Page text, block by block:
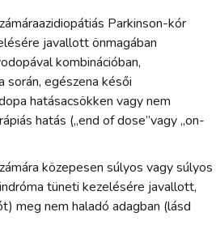
Parkinson-kór
javallott önmagában
kombinációban,
egészena késői
hatásacsökken vagy nem
hatás („end of dose”vagy „on-
közepesen súlyos vagy súlyos
tüneti kezelésére javallott,
meg nem haladó adagban (lásd